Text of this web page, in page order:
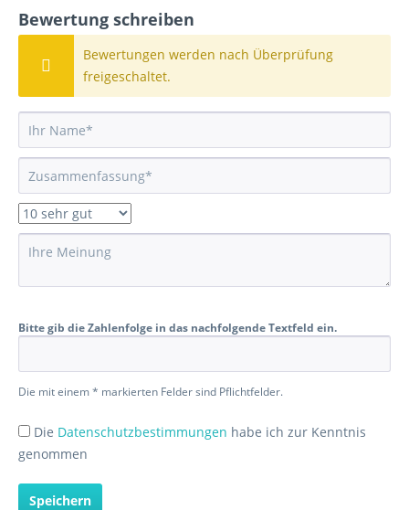
Bewertung schreiben
Bewertungen werden nach Überprüfung
freigeschaltet.
Bitte gib die Zahlenfolge in das nachfolgende Textfeld ein.
Die mit einem * markierten Felder sind Pflichtfelder.
Die Datenschutzbestimmungen habe ich zur Kenntnis
genommen
Speichern